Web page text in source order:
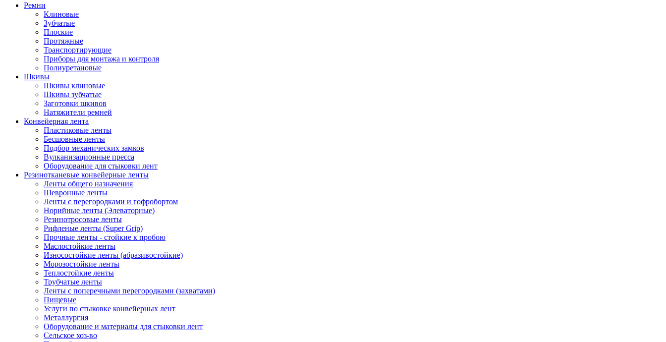
Ремни
Клиновые
Зубчатые
Плоские
Протяжные
Транспортирующие
Приборы для монтажа и контроля
Полиуретановые
Шкивы
Шкивы клиновые
Шкивы зубчатые
Заготовки шкивов
Натяжители ремней
Конвейерная лента
Пластиковые ленты
Бесшовные ленты
Подбор механических замков
Вулканизационные пресса
Оборудование для стыковки лент
Резинотканевые конвейерные ленты
Ленты общего назначения
Шевронные ленты
Ленты с перегородками и гофробортом
Норийные ленты (Элеваторные)
Резинотросовые ленты
Рифленые ленты (Super Grip)
Прочные ленты - стойкие к пробою
Маслостойкие ленты
Износостойкие ленты (абразивостойкие)
Морозостойкие ленты
Теплостойкие ленты
Трубчатые ленты
Ленты с поперечными перегородками (захватами)
Пищевые
Услуги по стыковке конвейерных лент
Металлургия
Оборудование и материалы для стыковки лент
Сельское хоз-во